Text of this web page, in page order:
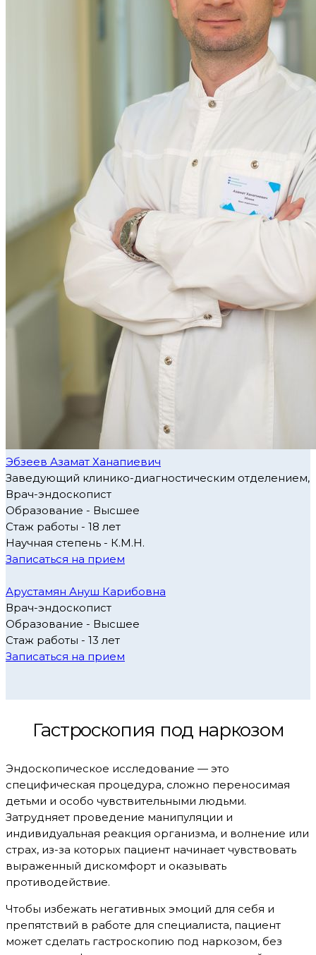
Эбзеев Азамат Ханапиевич
Заведующий клинико-диагностическим отделением,
Врач-эндоскопист
Образование - Высшее
Стаж работы - 18 лет
Научная степень - К.М.Н.
Записаться на прием
Арустамян Ануш Карибовна
Врач-эндоскопист
Образование - Высшее
Стаж работы - 13 лет
Записаться на прием
Гастроскопия под наркозом
Эндоскопическое исследование — это
специфическая процедура, сложно переносимая
детьми и особо чувствительными людьми.
Затрудняет проведение манипуляции и
индивидуальная реакция организма, и волнение или
страх, из-за которых пациент начинает чувствовать
выраженный дискомфорт и оказывать
противодействие.
Чтобы избежать негативных эмоций для себя и
препятствий в работе для специалиста, пациент
может сделать гастроскопию под наркозом, без